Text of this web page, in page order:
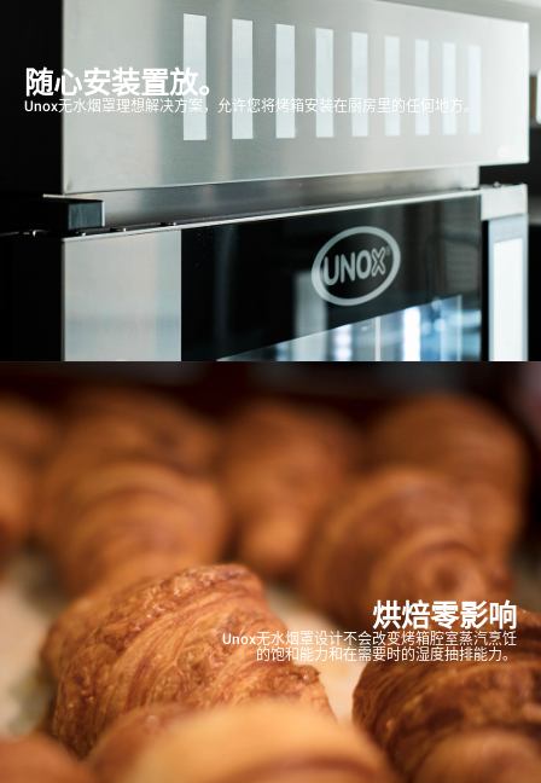
随心安装置放。
Unox无水烟罩理想解决方案，允许您将烤箱安装在厨房里的任何地方。
烘焙零影响
Unox无水烟罩设计不会改变烤箱腔室蒸汽烹饪
的饱和能力和在需要时的湿度抽排能力。